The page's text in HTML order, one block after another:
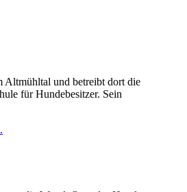
Altmühltal und betreibt dort die
für Hundebesitzer. Sein